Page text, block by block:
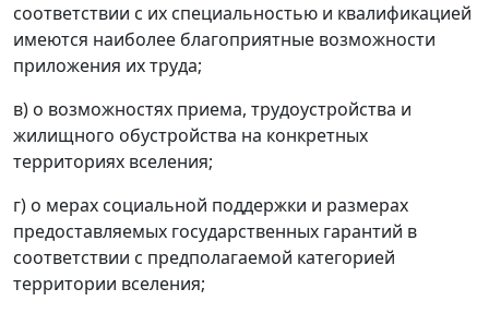
соответствии с их специальностью и квалификацией
имеются наиболее благоприятные возможности
приложения их труда;
в) о возможностях приема, трудоустройства и
жилищного обустройства на конкретных
территориях вселения;
г) о мерах социальной поддержки и размерах
предоставляемых государственных гарантий в
соответствии с предполагаемой категорией
территории вселения;